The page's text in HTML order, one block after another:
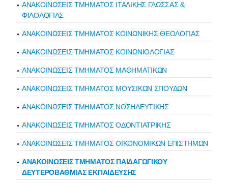
ΑΝΑΚΟΙΝΩΣΕΙΣ ΤΜΗΜΑΤΟΣ ΙΤΑΛΙΚΗΣ ΓΛΩΣΣΑΣ &
ΦΙΛΟΛΟΓΙΑΣ
ΑΝΑΚΟΙΝΩΣΕΙΣ ΤΜΗΜΑΤΟΣ ΚΟΙΝΩΝΙΚΗΣ ΘΕΟΛΟΓΙΑΣ
ΑΝΑΚΟΙΝΩΣΕΙΣ ΤΜΗΜΑΤΟΣ ΚΟΙΝΩΝΙΟΛΟΓΙΑΣ
ΑΝΑΚΟΙΝΩΣΕΙΣ ΤΜΗΜΑΤΟΣ ΜΑΘΗΜΑΤΙΚΩΝ
ΑΝΑΚΟΙΝΩΣΕΙΣ ΤΜΗΜΑΤΟΣ ΜΟΥΣΙΚΩΝ ΣΠΟΥΔΩΝ
ΑΝΑΚΟΙΝΩΣΕΙΣ ΤΜΗΜΑΤΟΣ ΝΟΣΗΛΕΥΤΙΚΗΣ
ΑΝΑΚΟΙΝΩΣΕΙΣ ΤΜΗΜΑΤΟΣ ΟΔΟΝΤΙΑΤΡΙΚΗΣ
ΑΝΑΚΟΙΝΩΣΕΙΣ ΤΜΗΜΑΤΟΣ ΟΙΚΟΝΟΜΙΚΩΝ ΕΠΙΣΤΗΜΩΝ
ΑΝΑΚΟΙΝΩΣΕΙΣ ΤΜΗΜΑΤΟΣ ΠΑΙΔΑΓΩΓΙΚΟΥ
ΔΕΥΤΕΡΟΒΑΘΜΙΑΣ ΕΚΠΑΙΔΕΥΣΗΣ